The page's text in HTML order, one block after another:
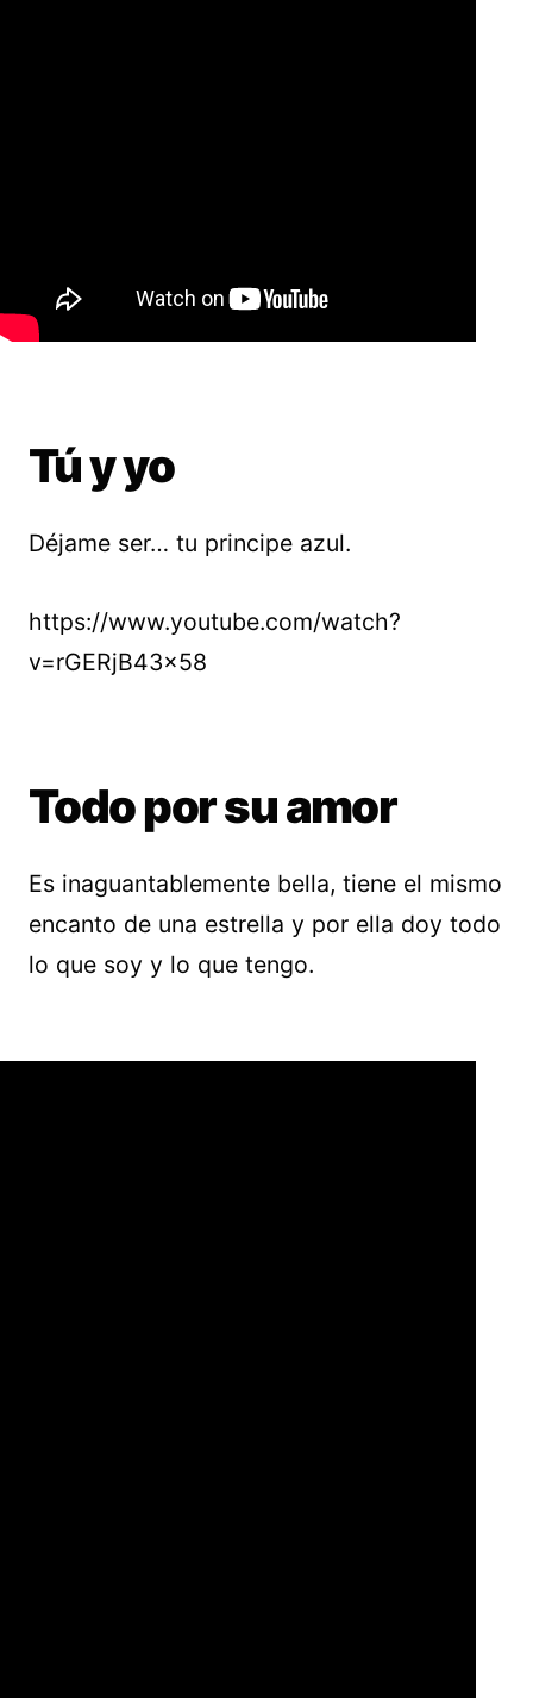
Tú y yo
Déjame ser… tu principe azul.
https://www.youtube.com/watch?
v=rGERjB43x58
Todo por su amor
Es inaguantablemente bella, tiene el mismo
encanto de una estrella y por ella doy todo
lo que soy y lo que tengo.